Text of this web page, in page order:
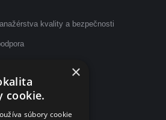
kvality a bezpečnosti
vyšetrení
×
cookie.
súbory cookie